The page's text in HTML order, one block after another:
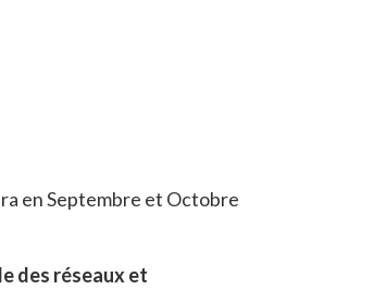
en Septembre et Octobre
des réseaux et